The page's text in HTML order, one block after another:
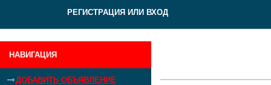
РЕГИСТРАЦИЯ ИЛИ ВХОД
НАВИГАЦИЯ
ДОБАВИТЬ ОБЪЯВЛЕНИЕ